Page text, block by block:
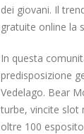
dei giovani. Il
gratuite online la
In questa
predisposizione
Vedelago. Bear
turbe, vincite slot
oltre 100